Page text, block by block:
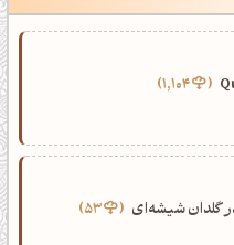
1,104
گلدان شیشه‌ای 53
اَپ ویندوز